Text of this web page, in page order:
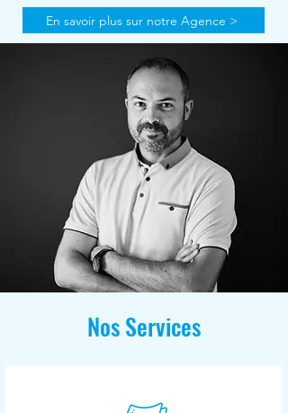
En savoir plus sur notre Agence >
Nos Services